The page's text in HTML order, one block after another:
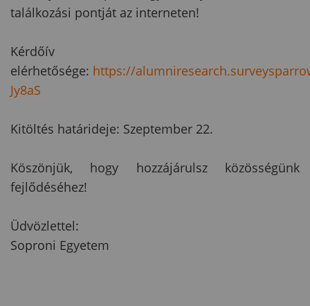
találkozási pontját az interneten!
Kérdőív
elérhetősége: https://
Jy8aS
Kitöltés határideje: Szeptember 22.
Köszönjük, hogy hozzájárulsz közösségünk
fejlődéséhez!
Üdvözlettel:
Soproni Egyetem